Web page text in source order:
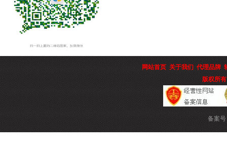
网站首页 关于我们 代理品牌
版权所
备案号